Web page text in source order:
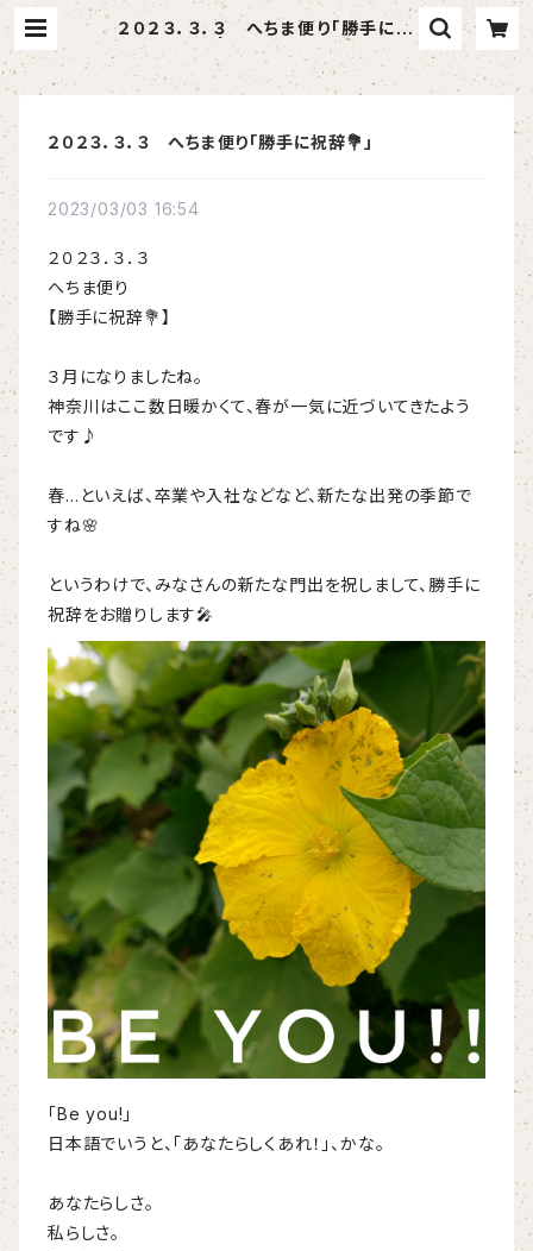
２０２３．３．３ へちま便り「勝手に祝
辞💐」 | へちま屋さはらん
２０２３．３．３ へちま便り「勝手に祝辞💐」
2023/03/03 16:54
２０２３．３．３
へちま便り
【勝手に祝辞💐】
３月になりましたね。
神奈川はここ数日暖かくて、春が一気に近づいてきたよう
です♪
春…といえば、卒業や入社などなど、新たな出発の季節で
すね🌸
というわけで、みなさんの新たな門出を祝しまして、勝手に
祝辞をお贈りします🎤
「Be you!」
日本語でいうと、「あなたらしくあれ！」、かな。
あなたらしさ。
私らしさ。